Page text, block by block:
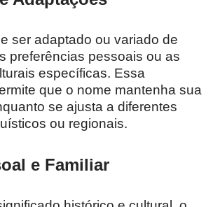
ser adaptado ou variado de
preferências pessoais ou as
específicas. Essa
que o nome mantenha sua
se ajusta a diferentes
ou regionais.
e Familiar